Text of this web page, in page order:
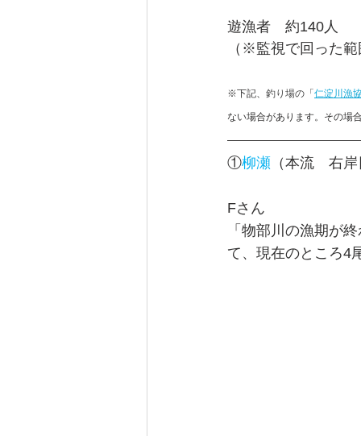
遊漁者　約140人
（※監視で回った
※下記、 釣り場の 「 仁淀川漁
ない場合があります。その場
①柳瀬 （本流　右
Fさん
「物部川の漁期が
て、現在のところ4